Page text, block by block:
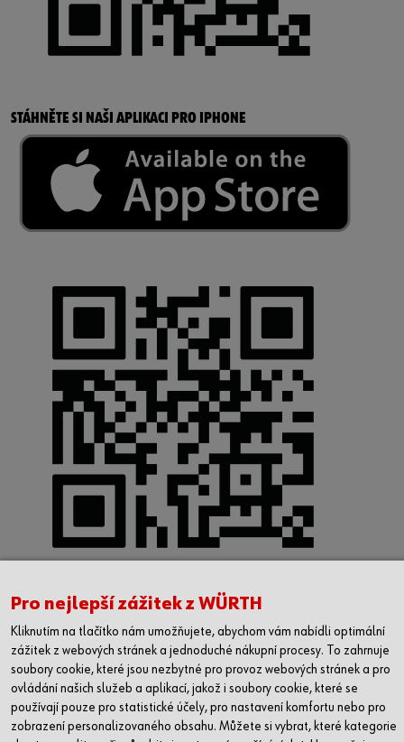
STÁHNĚTE SI NAŠI APLIKACI PRO IPHONE
SLEDUJETE NÁS?
Pro nejlepší zážitek z WÜRTH
Kliknutím na tlačítko nám umožňujete, abychom vám nabídli optimální
zážitek z webových stránek a jednoduché nákupní procesy. To zahrnuje
soubory cookie, které jsou nezbytné pro provoz webových stránek a pro
ovládání našich služeb a aplikací, jakož i soubory cookie, které se
používají pouze pro statistické účely, pro nastavení komfortu nebo pro
zobrazení personalizovaného obsahu. Můžete si vybrat, které kategorie